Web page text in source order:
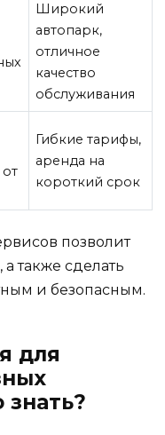
Широкий
автопарк,
отличное
качество
обслуживания
Гибкие тарифы,
аренда на
короткий срок
позволит
также сделать
и безопасным.
для
знать?